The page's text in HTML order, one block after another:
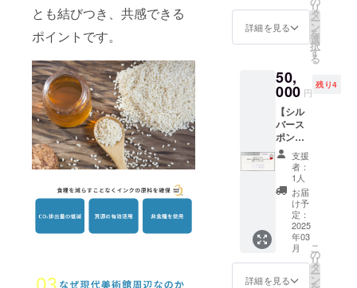
とも結びつき、共感できる
ポイントです。
ン）2枚
データ
作成い
たしま
タ持ち
込み
可） ・
印刷サ
イズは
A4／A3
／ポス
トカー
ドの3種
類で
す。 ・
製版
代、印
刷代、
わら半
はリ
・現金
換はで
きませ
くださ
い。 ・
来店時
にご利
用いた
だけま
す。ス
タッフ
に紙チ
ケット
をお見
せくだ
さい。
・デザ
イン
は当日
ーーー
ーーー
ー ・HP
前記載
（希望
制）
だけま
す。 ・
いただ
き、ス
タッフ
にクラ
ウド
ファン
ディン
グで支
援をし
た旨を
お伝え
くださ
い。 ・
ご来店
が難し
い場合
は郵送
す！ ・
展示＆
販売期
間：出
ら6ヶ月
間 ・リ
ソグラ
フ作品
を2種
類、各
10点ま
でお預
かりし
ます。
・期間
内に完
売した
場合は
追加で
納品い
ただけ
詳細を見る
リ
タ
ー
ン
を
選
択
す
る
50,
000 円
残り4
【シル
バース
ポン
サー】
①店内
で自由
にワー
ショッ
プ（3時
間）を
開催し
ていた
だけま
支援
者：
1人
お届
け予
定：
2025
年03
月
詳細を見る
こ
の
リ
タ
ー
ン